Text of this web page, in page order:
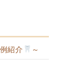
紹介
～